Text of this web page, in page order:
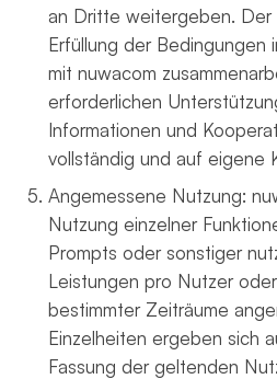
an Dritte weitergeben.
Erfüllung der Bedingungen
mit nuwacom
erforderlichen
Informationen und
vollständig und auf eigene
Angemessene Nutzung:
Nutzung einzelner
Prompts oder sonstiger
Leistungen pro Nutzer
bestimmter Zeiträume
Einzelheiten ergeben sich
Fassung der geltenden